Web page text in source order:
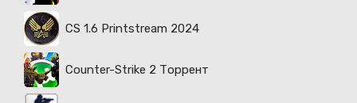
CS 1.6 Printstream 2024
Counter-Strike 2 Торрент